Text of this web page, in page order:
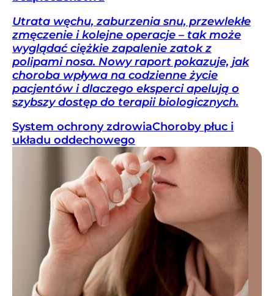
Utrata węchu, zaburzenia snu, przewlekłe
zmęczenie i kolejne operacje – tak może
wyglądać ciężkie zapalenie zatok z
polipami nosa. Nowy raport pokazuje, jak
choroba wpływa na codzienne życie
pacjentów i dlaczego eksperci apelują o
szybszy dostęp do terapii biologicznych.
System ochrony zdrowiaChoroby płuc i
układu oddechowego